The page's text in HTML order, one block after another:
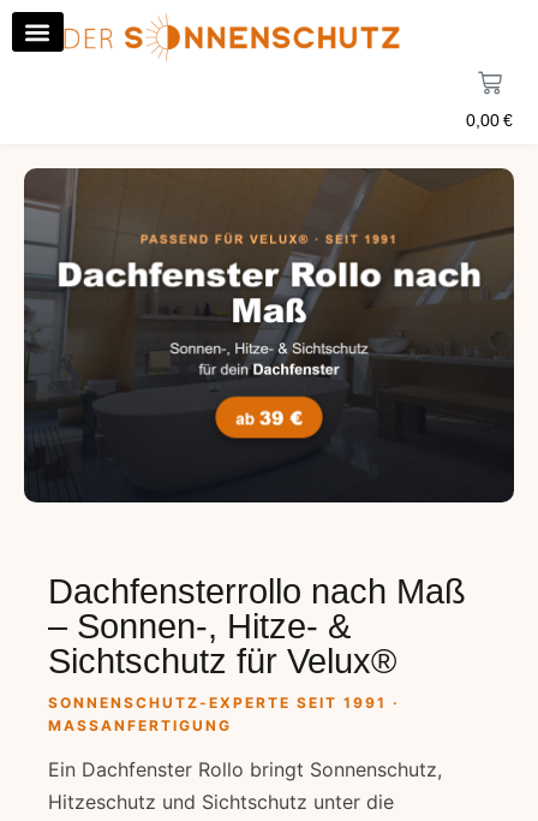
0,00€
Dachfensterrollo nach Maß
– Sonnen-, Hitze- &
Sichtschutz für Velux®
SONNENSCHUTZ-EXPERTE SEIT 1991 ·
MASSANFERTIGUNG
Ein Dachfenster Rollo bringt Sonnenschutz,
Hitzeschutz und Sichtschutz unter die